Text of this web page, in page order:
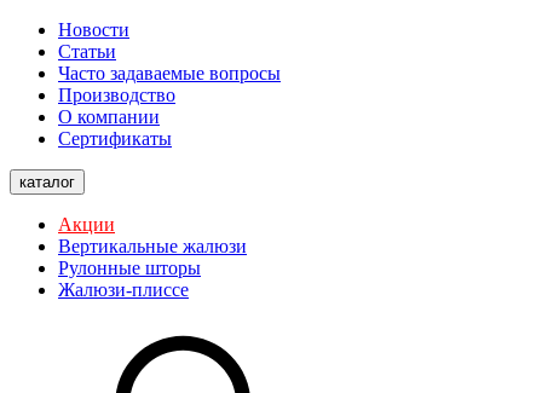
Новости
Статьи
Часто задаваемые вопросы
Производство
О компании
Сертификаты
каталог
Акции
Вертикальные жалюзи
Рулонные шторы
Жалюзи-плиссе